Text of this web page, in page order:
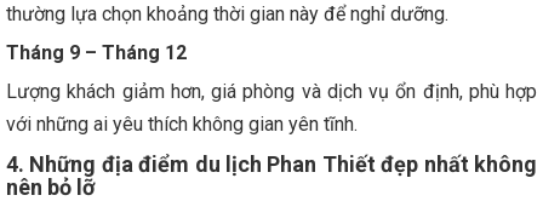
thường lựa chọn khoảng thời gian này để nghỉ dưỡng.
Tháng 9 – Tháng 12
Lượng khách giảm hơn, giá phòng và dịch vụ ổn định, phù hợp
với những ai yêu thích không gian yên tĩnh.
4. Những địa điểm du lịch Phan Thiết đẹp nhất không
nên bỏ lỡ